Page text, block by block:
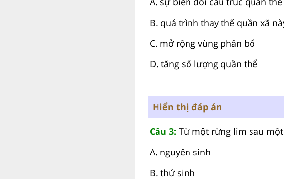
B. quá trình thay thế quần xã
C. mở rộng vùng phân bố
D. tăng số lượng quần thể
Hiển thị đáp án
Câu 3: Từ một rừng lim sau
A. nguyên sinh
B. thứ sinh